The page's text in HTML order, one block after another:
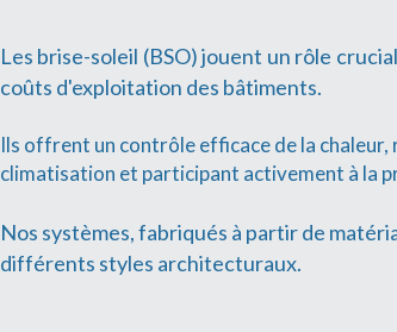
Les brise-soleil (BSO) jouent un rôle
coûts d'exploitation des bâtiments.
Ils offrent un contrôle efficace de la
climatisation et participant activement à la
Nos systèmes, fabriqués à partir de
différents styles architecturaux.